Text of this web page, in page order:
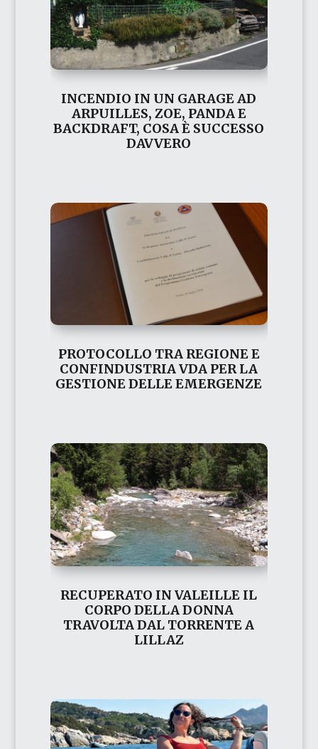
INCENDIO IN UN GARAGE AD
ARPUILLES, ZOE, PANDA E
BACKDRAFT, COSA È SUCCESSO
DAVVERO
PROTOCOLLO TRA REGIONE E
CONFINDUSTRIA VDA PER LA
GESTIONE DELLE EMERGENZE
RECUPERATO IN VALEILLE IL
CORPO DELLA DONNA
TRAVOLTA DAL TORRENTE A
LILLAZ